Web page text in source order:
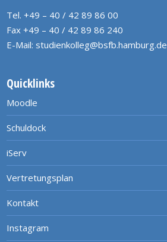
Tel. +49 – 40 / 42 89 86 00
Fax +49 – 40 / 42 89 86 240
E-Mail: studienkolleg@bsfb.hamburg.de
Quicklinks
Moodle
Schuldock
iServ
Vertretungsplan
Kontakt
Instagram